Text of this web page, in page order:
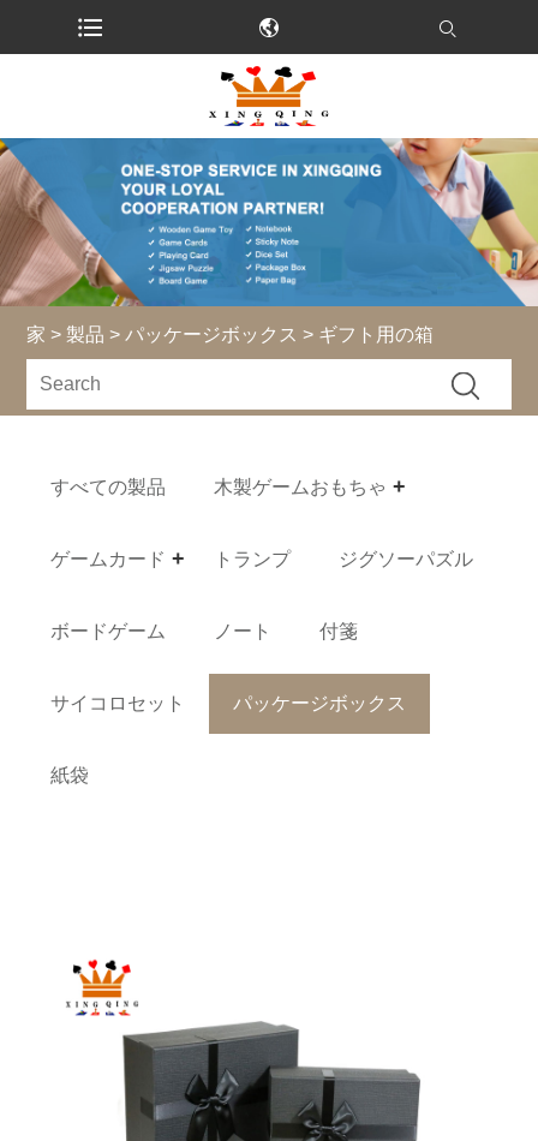
家 > 製品 >パッケージボックス > ギフト用の箱
すべての製品 木製ゲームおもちゃ
ゲームカード トランプ ジグソーパズル
ボードゲーム ノート 付箋
サイコロセット パッケージボックス
紙袋